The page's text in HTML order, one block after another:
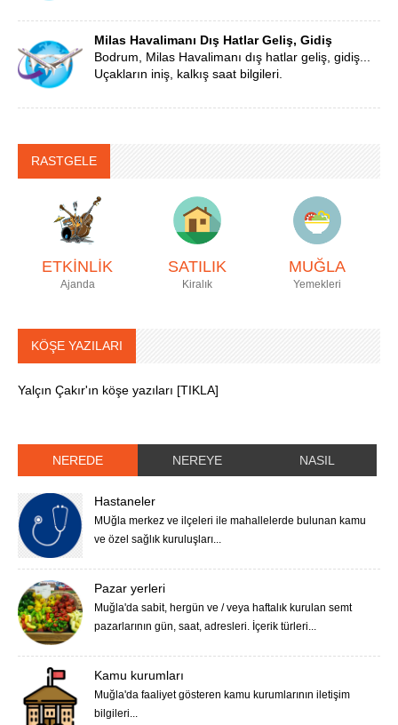
Milas Havalimanı Dış Hatlar Geliş, Gidiş
Bodrum, Milas Havalimanı dış hatlar geliş, gidiş...
Uçakların iniş, kalkış saat bilgileri.
RASTGELE
ETKİNLİK
Ajanda
SATILIK
Kiralık
MUĞLA
Yemekleri
KÖŞE YAZILARI
Yalçın Çakır'ın köşe yazıları [TIKLA]
NEREDE NEREYE NASIL
Hastaneler
MUğla merkez ve ilçeleri ile mahallelerde bulunan kamu
ve özel sağlık kuruluşları...
Pazar yerleri
Muğla'da sabit, hergün ve / veya haftalık kurulan semt
pazarlarının gün, saat, adresleri. İçerik türleri...
Kamu kurumları
Muğla'da faaliyet gösteren kamu kurumlarının iletişim
bilgileri...